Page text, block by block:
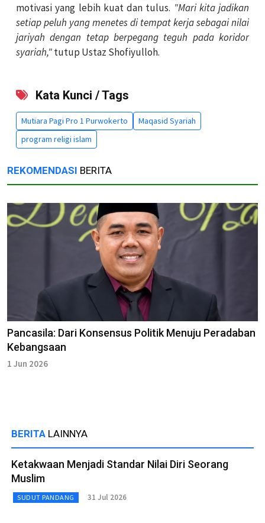
motivasi yang lebih kuat dan tulus. "Mari kita jadikan
setiap peluh yang menetes di tempat kerja sebagai nilai
jariyah dengan tetap berpegang teguh pada koridor
syariah,"tutup Ustaz Shofiyulloh.
Kata Kunci / Tags
Mutiara Pagi Pro 1 Purwokerto
Maqasid Syariah
program religi islam
REKOMENDASI BERITA
Pancasila: Dari Konsensus Politik Menuju Peradaban
Kebangsaan
1 Jun 2026
BERITA LAINNYA
Ketakwaan Menjadi Standar Nilai Diri Seorang
Muslim
SUDUT PANDANG 31 Jul 2026